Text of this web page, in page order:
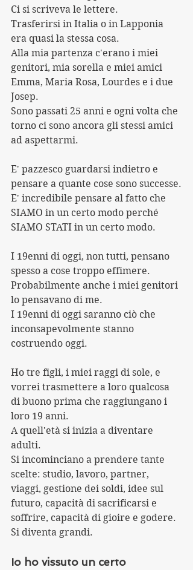
Ci si scriveva le lettere.
Trasferirsi in Italia o in Lapponia
era quasi la stessa cosa.
Alla mia partenza c'erano i miei
genitori, mia sorella e miei amici
Emma, Maria Rosa, Lourdes e i due
Josep.
Sono passati 25 anni e ogni volta che
torno ci sono ancora gli stessi amici
ad aspettarmi.
E' pazzesco guardarsi indietro e
pensare a quante cose sono successe.
E' incredibile pensare al fatto che
SIAMO in un certo modo perché
SIAMO STATI in un certo modo.
I 19enni di oggi, non tutti, pensano
spesso a cose troppo effimere.
Probabilmente anche i miei genitori
lo pensavano di me.
I 19enni di oggi saranno ciò che
inconsapevolmente stanno
costruendo oggi.
Ho tre figli, i miei raggi di sole, e
vorrei trasmettere a loro qualcosa
di buono prima che raggiungano i
loro 19 anni.
A quell'età si inizia a diventare
adulti.
Si incominciano a prendere tante
scelte: studio, lavoro, partner,
viaggi, gestione dei soldi, idee sul
futuro, capacità di sacrificarsi e
soffrire, capacità di gioire e godere.
Si diventa grandi.
Io ho vissuto un certo